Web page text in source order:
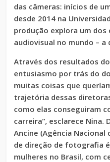
das câmeras: inícios de
desde 2014 na
produção explora um dos
audiovisual no mundo –
Através dos resultados
entusiasmo por trás do
muitas coisas que
trajetória dessas
como elas conseguiram
carreira”, esclarece Nina.
Ancine (Agência Nacional
de direção de fotografia
mulheres no Brasil, com